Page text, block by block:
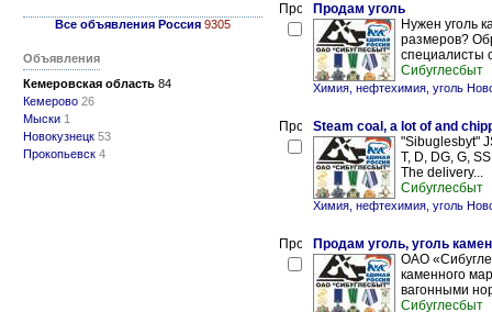
Все объявления Россия 9305
Объявления
Кемеровская область 84
Кемерово 26
Мыски 1
Новокузнецк 53
Прокопьевск 4
Продам уголь
Нужен уголь
размеров?
специалисты
Сибуглесбыт
Химия, нефтехимия, уголь
Steam coal, a lot of and
"Sibuglesbyt"
T, D, DG, G,
The delivery...
Сибуглесбыт
Химия, нефтехимия, уголь
Продам уголь, уголь
ОАО
каменного
вагонными
Сибуглесбыт